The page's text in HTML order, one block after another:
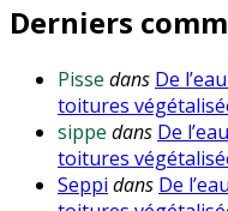
Derniers
Pisse dans De
toitures
sippe dans De
toitures
Seppi dans De